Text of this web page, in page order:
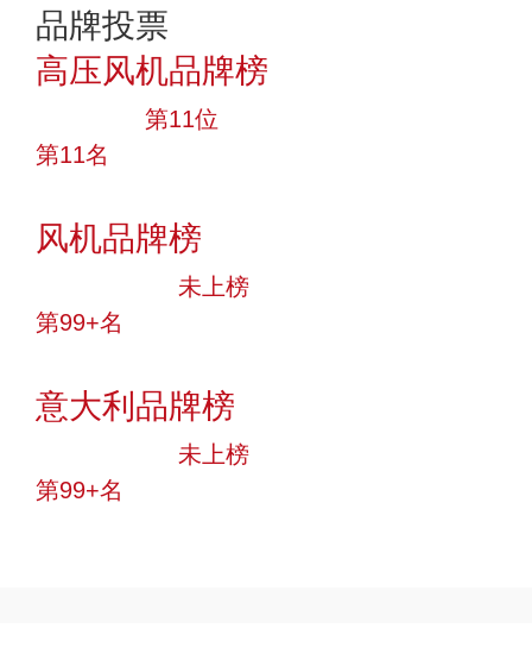
品牌投票
高压风机品牌榜
第11位
第11名
风机品牌榜
未上榜
第99+名
意大利品牌榜
未上榜
第99+名